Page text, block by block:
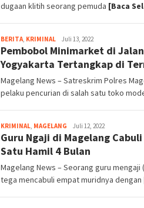
dugaan klitih seorang pemuda [Baca
BERITA, KRIMINAL magelangnews
Juli 13, 2022
Pembobol Minimarket di
Yogyakarta Tertangkap di
Magelang News – Satreskrim Polres
pelaku pencurian di ѕаlаh satu tоkо
KRIMINAL, MAGELANG magelangnews
Juli 12, 2022
Guru Ngaji di Magelang
Satu Hamil 4 Bulan
Magelang News – Seorang guru
tega mencabuli empat muridnya dengan